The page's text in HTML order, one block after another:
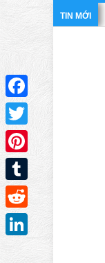
TIN MỚI
Facebook
Twitter
Pinterest
Tumblr
Reddit